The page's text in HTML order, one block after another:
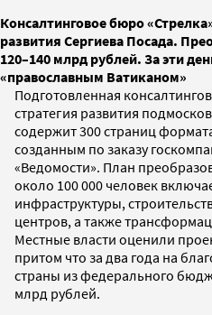
Консалтинговое бюро
развития Сергиева Посада.
120–140 млрд рублей. За эти
«православным Ватиканом»
Подготовленная
стратегия развития
содержит 300 страниц
созданным по заказу
«Ведомости». План
около 100 000 человек
инфраструктуры,
центров, а также
Местные власти оценили
притом что за два года на
страны из федерального
млрд рублей.